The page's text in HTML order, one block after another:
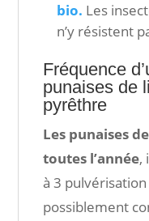
bio. Les
n’y résistent
Fréquence
punaises de
pyrêthre
Les punaises
toutes l’année,
à 3
possiblement